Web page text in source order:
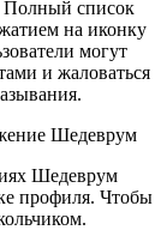
Полный список
на иконку
могут
и жаловаться
Шедеврум
профиля. Чтобы